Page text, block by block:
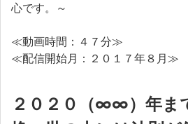
心です。～
≪動画時間：４７分≫
≪配信開始月：２０１７年８月≫
２０２０（∞∞）年ま